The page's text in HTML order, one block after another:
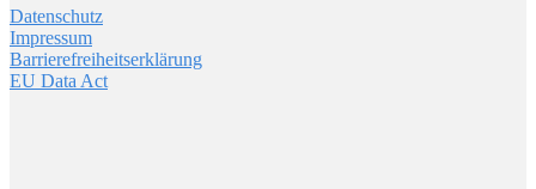
Datenschutz
Impressum
Barrierefreiheitserklärung
EU Data Act